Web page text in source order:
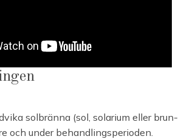
solbränna (sol, solarium eller brun-
och under behandlingsperioden.